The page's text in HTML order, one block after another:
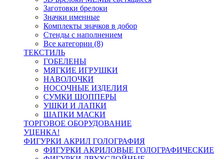
Заготовки брелоки
Значки именные
Комплекты значков в добор
Стенды с наполнением
Все категории (8)
ТЕКСТИЛЬ
ГОБЕЛЕНЫ
МЯГКИЕ ИГРУШКИ
НАВОЛОЧКИ
НОСОЧНЫЕ ИЗДЕЛИЯ
СУМКИ ШОППЕРЫ
УШКИ И ЛАПКИ
ШАПКИ МАСКИ
ТОРГОВОЕ ОБОРУДОВАНИЕ
УЦЕНКА!
ФИГУРКИ АКРИЛ ГОЛОГРАФИЯ
ФИГУРКИ АКРИЛОВЫЕ ГОЛОГРАФИЧЕСКИЕ